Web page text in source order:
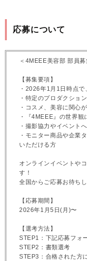
応募について
＜4MEEE美容部 部員募
【募集要項】
・2026年1月1日時点
・特定のプロダクショ
・コスメ、美容に関心
・『4MEEE』の世界
・撮影協力やイベント
・モニター商品や企業
いただける方
オンラインイベントや
す！
全国からご応募お待ち
【応募期間】
2026年1月5日(月)〜
【選考方法】
STEP1：下記応募フォ
STEP2：書類選考
STEP3：合格された方